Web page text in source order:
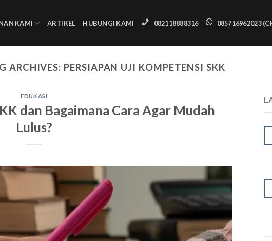
KAMI ARTIKEL HUBUNGI KAMI 082118888316 085716962023
ARCHIVES: PERSIAPAN UJI KOMPETENSI SKK
EDUKASI
dan Bagaimana Cara Agar Mudah
Lulus?